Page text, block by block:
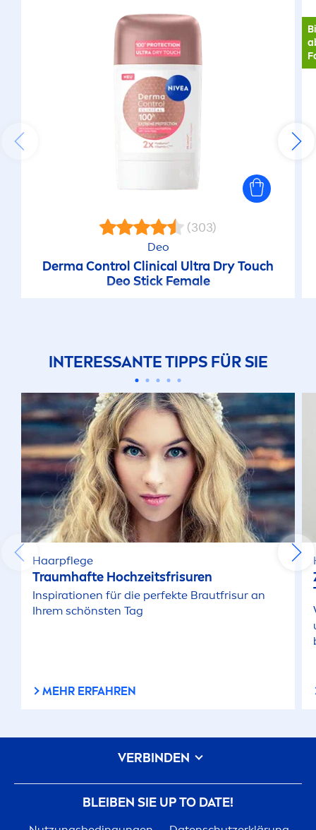
(303)
Deo
Derma Control Clinical Ultra Dry Touch
Deo Stick Female
INTERESSANTE TIPPS FÜR SIE
Haarpflege
Traumhafte Hochzeitsfrisuren
Inspirationen für die perfekte Brautfrisur an
Ihrem schönsten Tag
MEHR ERFAHREN
BLEIBEN SIE UP TO DATE!
VERBINDEN